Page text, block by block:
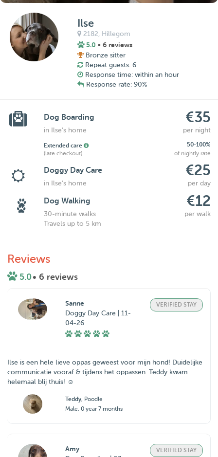
Ilse
2182, Hillegom
5.0 • 6 reviews
Bronze sitter
Repeat guests: 6
Response time: within an hour
Response rate: 90%
Dog Boarding €35
in Ilse's home per night
Extended care
50-100%
(late checkout)
of nightly rate
Doggy Day Care €25
in Ilse's home per day
Dog Walking €12
30-minute walks
per walk
Travels up to 5 km
Reviews
5.0• 6 reviews
Sanne
Doggy Day Care | 11-
04-26
VERIFIED STAY
Ilse is een hele lieve oppas geweest voor mijn hond! Duidelijke
communicatie vooraf & tijdens het oppassen. Teddy kwam
helemaal blij thuis! ☺️
Teddy, Poodle
Male, 0 year 7 months
Amy VERIFIED STAY